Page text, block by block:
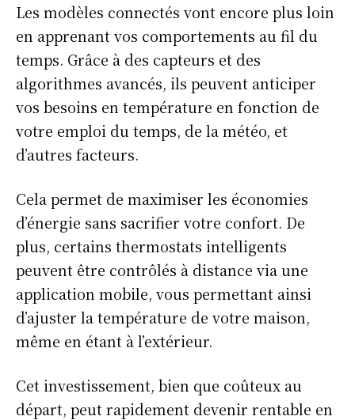
Les modèles connectés vont encore plus loin
en apprenant vos comportements au fil du
temps. Grâce à des capteurs et des
algorithmes avancés, ils peuvent anticiper
vos besoins en température en fonction de
votre emploi du temps, de la météo, et
d’autres facteurs.
Cela permet de maximiser les économies
d’énergie sans sacrifier votre confort. De
plus, certains thermostats intelligents
peuvent être contrôlés à distance via une
application mobile, vous permettant ainsi
d’ajuster la température de votre maison,
même en étant à l’extérieur.
Cet investissement, bien que coûteux au
départ, peut rapidement devenir rentable en